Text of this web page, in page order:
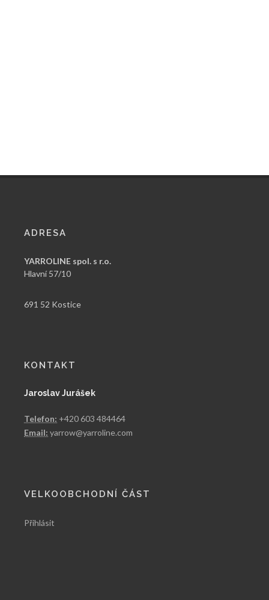
ADRESA
YARROLINE spol. s r.o.
Hlavní 57/10
691 52 Kostice
KONTAKT
Jaroslav Jurášek
Telefon: +420 603 484464
Email: yarrow@yarroline.com
VELKOOBCHODNÍ ČÁST
Přihlásit